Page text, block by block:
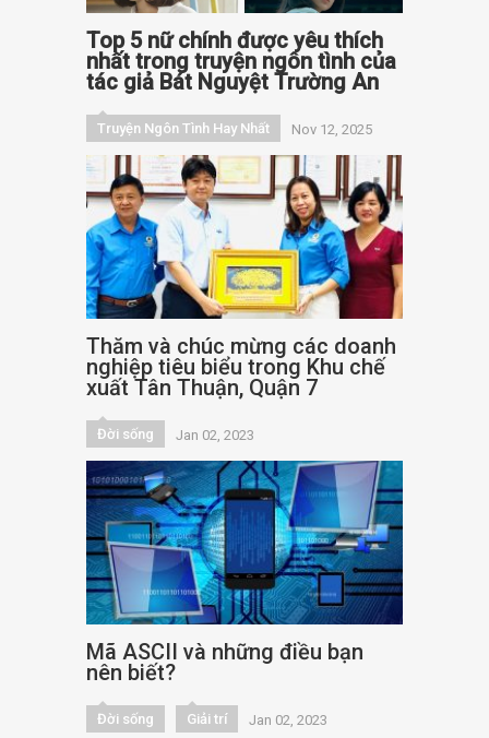
Top 5 nữ chính được yêu thích
nhất trong truyện ngôn tình của
tác giả Bát Nguyệt Trường An
Truyện Ngôn Tình Hay Nhất Nov 12, 2025
Thăm và chúc mừng các doanh
nghiệp tiêu biểu trong Khu chế
xuất Tân Thuận, Quận 7
Đời sống Jan 02, 2023
Mã ASCII và những điều bạn
nên biết?
Đời sống Giải trí Jan 02, 2023